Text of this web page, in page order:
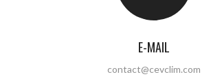
E-MAIL
contact@cevclim.com